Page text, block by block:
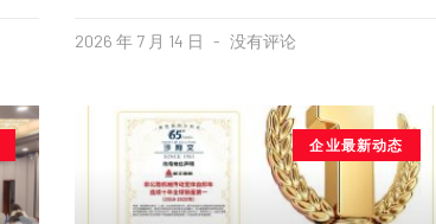
2026 年 7 月 14 日 没有评论
企业最新动态